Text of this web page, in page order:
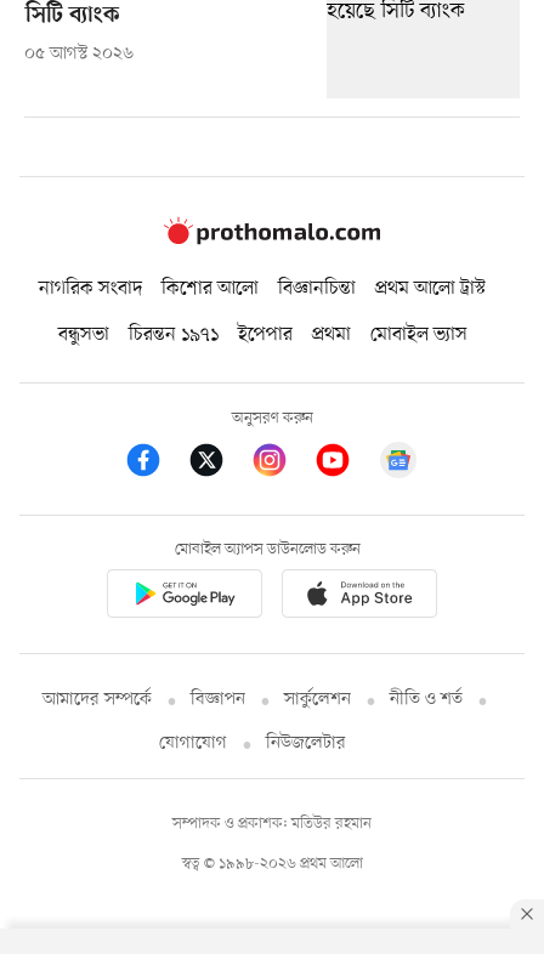
সিটি ব্যাংক
০৫ আগস্ট ২০২৬
নাগরিক সংবাদ কিশোর আলো বিজ্ঞানচিন্তা
প্রথম আলো ট্রাস্ট
বন্ধুসভা
চিরন্তন ১৯৭১ ইপেপার প্রথমা মোবাইল ভ্যাস
অনুসরণ করুন
মোবাইল অ্যাপস ডাউনলোড করুন
আমাদের সম্পর্কে বিজ্ঞাপন সার্কুলেশন
নীতি ও শর্ত
যোগাযোগ
নিউজলেটার
স্বত্ব © ১৯৯৮-২০২৬ প্রথম আলো
সম্পাদক ও প্রকাশক: মতিউর রহমান